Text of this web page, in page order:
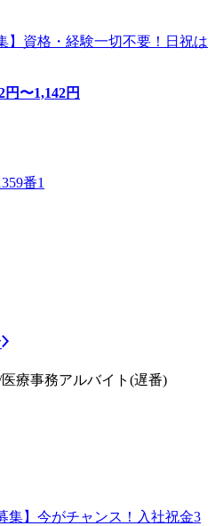
】資格・経験一切不要！日祝は
円〜1,142円
番1
療事務アルバイト(遅番)
集】今がチャンス！入社祝金3